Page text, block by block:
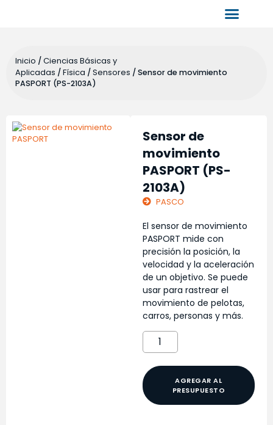
Inicio /Ciencias Básicas y
Aplicadas /Física /Sensores / Sensor de movimiento
PASPORT (PS-2103A)
Sensor de
movimiento
PASPORT (PS-
2103A)
PASCO
El sensor de movimiento
PASPORT mide con
precisión la posición, la
velocidad y la aceleración
de un objetivo. Se puede
usar para rastrear el
movimiento de pelotas,
carros, personas y más.
AGREGAR AL
PRESUPUESTO